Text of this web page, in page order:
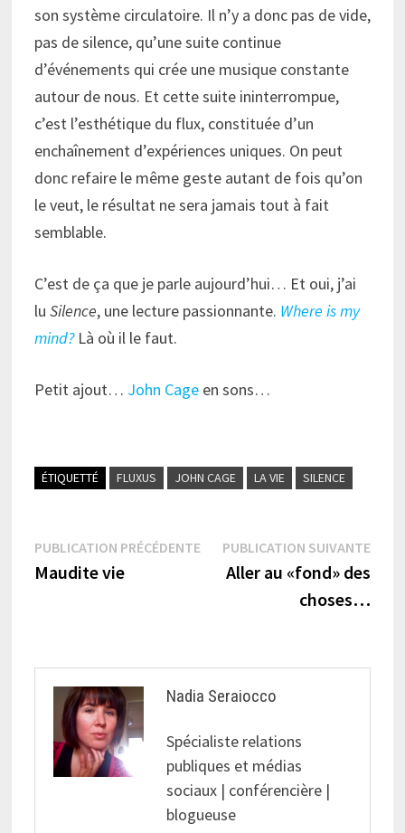
son système circulatoire. Il n’y a donc pas de vide,
pas de silence, qu’une suite continue
d’événements qui crée une musique constante
autour de nous. Et cette suite ininterrompue,
c’est l’esthétique du flux, constituée d’un
enchaînement d’expériences uniques. On peut
donc refaire le même geste autant de fois qu’on
le veut, le résultat ne sera jamais tout à fait
semblable.
C’est de ça que je parle aujourd’hui… Et oui, j’ai
lu Silence, une lecture passionnante. Where is my
mind?Là où il le faut.
Petit ajout… John Cageen sons…
ÉTIQUETTÉ FLUXUS JOHN CAGE LA VIE SILENCE
Navigation
de
PUBLICATION PRÉCÉDENTEPublication
précédente :
Maudite vie
PUBLICATION SUIVANTE
Aller au «fond» des
choses…
Nadia Seraiocco
Spécialiste relations
publiques et médias
sociaux | conférencière |
blogueuse